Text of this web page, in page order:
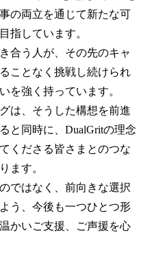
の両立を通じて新たな可
指しています。
合う人が、その先のキャ
ことなく挑戦し続けられ
を強く持っています。
は、そうした構想を前進
と同時に、DualGritの理念
くださる皆さまとのつな
ます。
ではなく、前向きな選択
う、今後も一つひとつ形
かいご支援、ご声援を心